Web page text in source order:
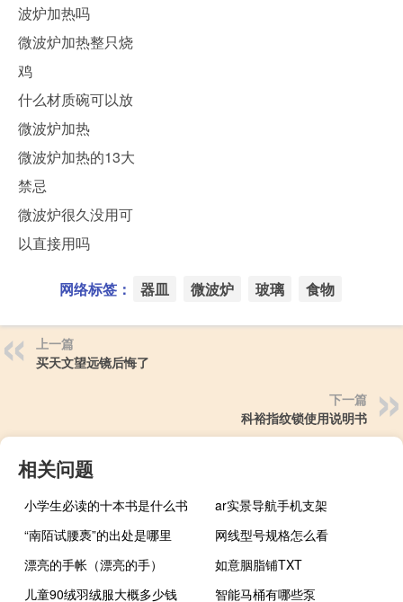
波炉加热吗
微波炉加热整只烧
鸡
什么材质碗可以放
微波炉加热
微波炉加热的13大
禁忌
微波炉很久没用可
以直接用吗
网络标签： 器皿 微波炉 玻璃 食物
上一篇
买天文望远镜后悔了
下一篇
科裕指纹锁使用说明书
相关问题
小学生必读的十本书是什么书
ar实景导航手机支架
“南陌试腰褭”的出处是哪里
网线型号规格怎么看
漂亮的手帐（漂亮的手）
如意胭脂铺TXT
儿童90绒羽绒服大概多少钱
智能马桶有哪些泵